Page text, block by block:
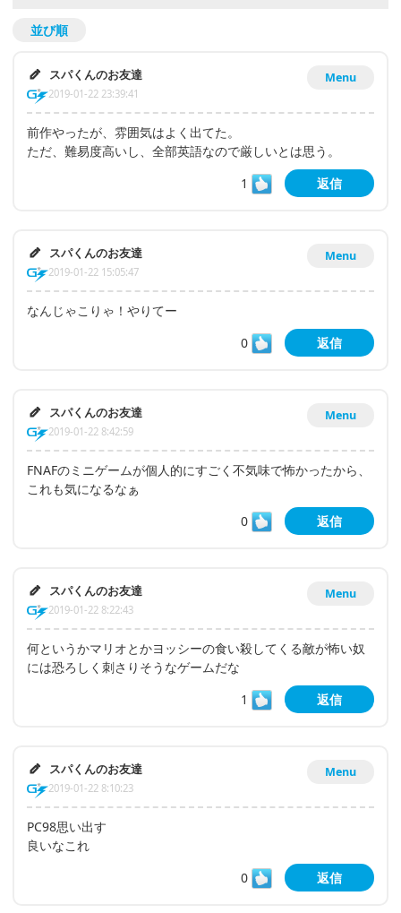
並び順
Menu
スパくんのお友達
2019-01-22 23:39:41
前作やったが、雰囲気はよく出てた。
ただ、難易度高いし、全部英語なので厳しいとは思う。
1
返信
Menu
スパくんのお友達
2019-01-22 15:05:47
なんじゃこりゃ！やりてー
0
返信
Menu
スパくんのお友達
2019-01-22 8:42:59
FNAFのミニゲームが個人的にすごく不気味で怖かったから、
これも気になるなぁ
0
返信
Menu
スパくんのお友達
2019-01-22 8:22:43
何というかマリオとかヨッシーの食い殺してくる敵が怖い奴
には恐ろしく刺さりそうなゲームだな
1
返信
Menu
スパくんのお友達
2019-01-22 8:10:23
PC98思い出す
良いなこれ
0
返信